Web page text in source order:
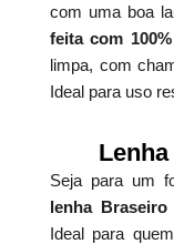
com uma boa
feita com
limpa, com
Ideal para uso
Seja para um
lenha Braseiro
Ideal para